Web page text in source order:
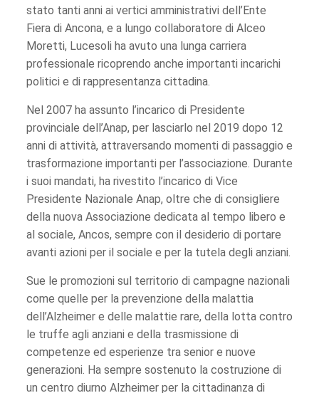
stato tanti anni ai vertici amministrativi dell’Ente
Fiera di Ancona, e a lungo collaboratore di Alceo
Moretti, Lucesoli ha avuto una lunga carriera
professionale ricoprendo anche importanti incarichi
politici e di rappresentanza cittadina.
Nel 2007 ha assunto l’incarico di Presidente
provinciale dell’Anap, per lasciarlo nel 2019 dopo 12
anni di attività, attraversando momenti di passaggio e
trasformazione importanti per l’associazione. Durante
i suoi mandati, ha rivestito l’incarico di Vice
Presidente Nazionale Anap, oltre che di consigliere
della nuova Associazione dedicata al tempo libero e
al sociale, Ancos, sempre con il desiderio di portare
avanti azioni per il sociale e per la tutela degli anziani.
Sue le promozioni sul territorio di campagne nazionali
come quelle per la prevenzione della malattia
dell’Alzheimer e delle malattie rare, della lotta contro
le truffe agli anziani e della trasmissione di
competenze ed esperienze tra senior e nuove
generazioni. Ha sempre sostenuto la costruzione di
un centro diurno Alzheimer per la cittadinanza di